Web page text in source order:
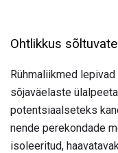
Ohtlikkus
Rühmaliikmed
sõjaväelaste
potentsiaalseteks
nende perekondade
isoleeritud,